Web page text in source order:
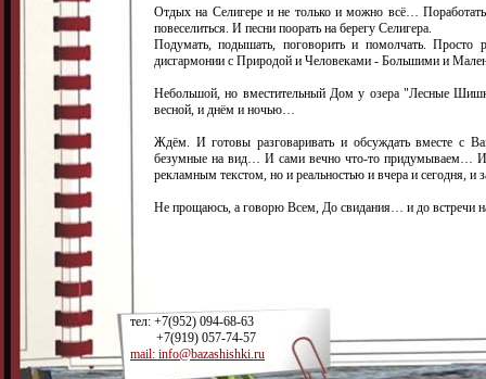
Отдых на Селигере и не только и можно всё…
повеселиться. И песни поорать на берегу Селигера.
Подумать, подышать, поговорить и помолчать.
дисгармонии с Природой и Человеками - Большими и
Небольшой, но вместительный Дом у озера "Лесные
весной, и днём и ночью…
Ждём. И готовы разговаривать и обсуждать вместе с
безумные на вид… И сами вечно что-то придумываем… И
рекламным текстом, но и реальностью и вчера и сегодня, и
Не прощаюсь, а говорю Всем, До свидания… и до встречи
тел: +7(952) 094-68-63
+7(919) 057-74-57
mail: info@bazashishki.ru